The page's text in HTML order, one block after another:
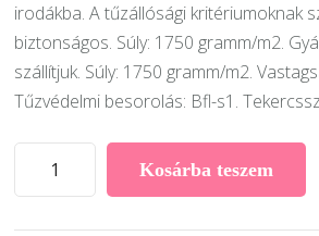
irodákba. A tűzállósági kritériumoknak
biztonságos. Súly: 1750 gramm/m2.
szállítjuk. Súly: 1750 gramm/m2.
Tűzvédelmi besorolás: Bfl-s1.
Kosárba teszem